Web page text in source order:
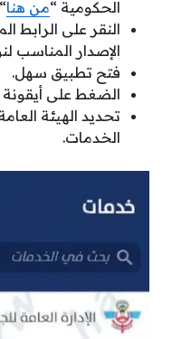
الحكومية “من هنا
النقر على الرابط
الإصدار المناسب
فتح تطبيق سهل.
الضغط على
تحديد الهيئة
الخدمات.